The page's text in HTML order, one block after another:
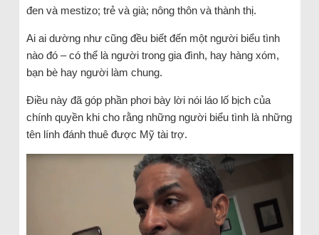
đen và mestizo; trẻ và già; nông thôn và thành thị.
Ai ai dường như cũng đều biết đến một người biểu tình
nào đó – có thể là người trong gia đình, hay hàng xóm,
bạn bè hay người làm chung.
Điều này đã góp phần phơi bày lời nói láo lố bịch của
chính quyền khi cho rằng những người biểu tình là những
tên lính đánh thuê được Mỹ tài trợ.